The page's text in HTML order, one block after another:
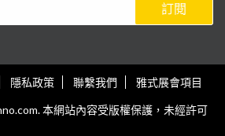
訂閱
隱私政策 聯繫我們
雅式展會項目
本網站內容受版權保護，未經許可